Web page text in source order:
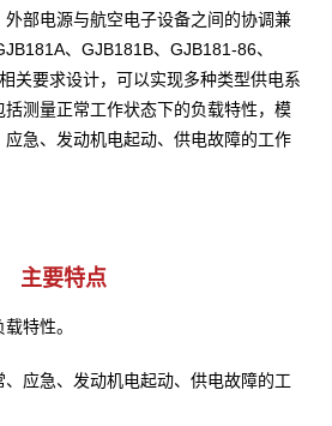
部电源与航空电子设备之间的协调兼
、GJB181B、GJB181-86、
关要求设计，可以实现多种类型供电系
测量正常工作状态下的负载特性，模
急、发动机电起动、供电故障的工作
主要特点
特性。
应急、发动机电起动、供电故障的工